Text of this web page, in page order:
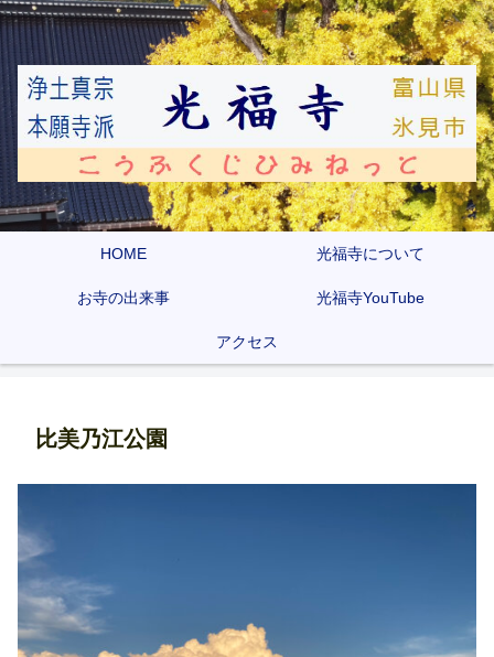
HOME 光福寺について
お寺の出来事 光福寺YouTube
アクセス
比美乃江公園